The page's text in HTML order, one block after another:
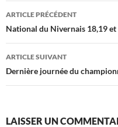
Navigation
des
articles
ARTICLE PRÉCÉDENT
National du Nivernais 18,19
ARTICLE SUIVANT
Dernière journée du
LAISSER UN